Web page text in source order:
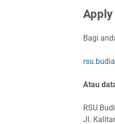
Bagi
Atau
RSU
JI.